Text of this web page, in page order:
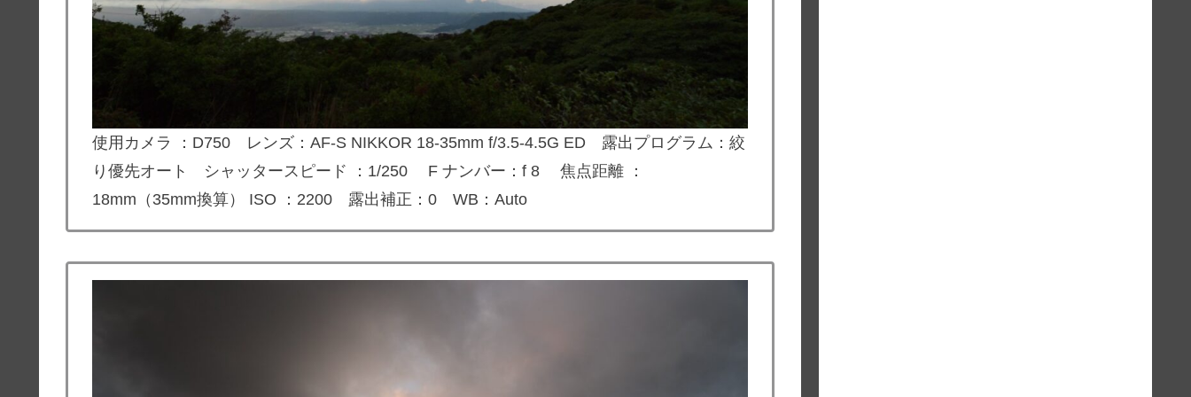
使用カメラ ：D750 レンズ： AF-S NIKKOR 18-35mm f/3.5-4.5G ED 露出プログラム：絞
り優先オート シャッタースピード ：1/250 F ナンバー：f 8 焦点距離 ：
18mm（35mm換算） ISO ：2200 露出補正：0 WB：Auto